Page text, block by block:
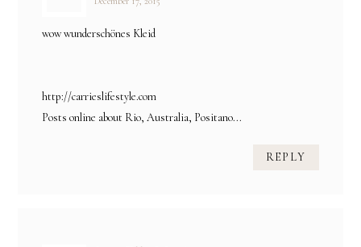
wow wunderschönes Kleid
http://carrieslifestyle.com
Posts online about Rio, Australia, Positano...
REPLY